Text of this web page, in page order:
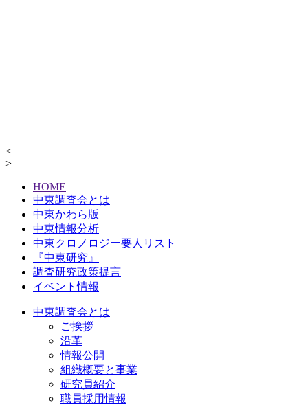
<
>
HOME
中東調査会とは
中東かわら版
中東情報分析
中東クロノロジー要人リスト
『中東研究』
調査研究政策提言
イベント情報
中東調査会とは
ご挨拶
沿革
情報公開
組織概要と事業
研究員紹介
職員採用情報